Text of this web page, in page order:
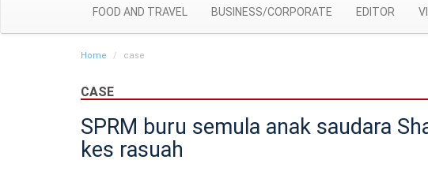
FOOD AND TRAVEL BUSINESS/CORPORATE EDITOR
Home case
CASE
SPRM buru semula anak saudara
kes rasuah